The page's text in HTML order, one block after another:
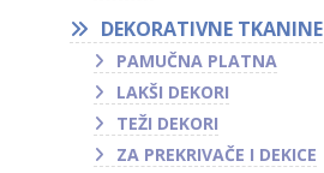
DEKORATIVNE TKANINE
PAMUČNA PLATNA
LAKŠI DEKORI
TEŽI DEKORI
ZA PREKRIVAČE I DEKICE